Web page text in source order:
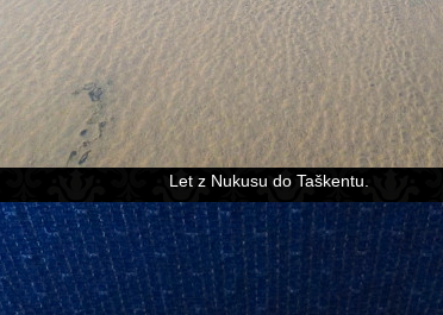
Let z Nukusu do Taškentu.